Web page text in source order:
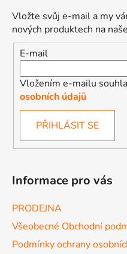
Vložte svůj e-mail a my
nových produktech na
E-mail
Vložením e-mailu
osobních údajů
PŘIHLÁSIT SE
Informace pro vás
PRODEJNA
Všeobecné Obchodní
Podmínky ochrany